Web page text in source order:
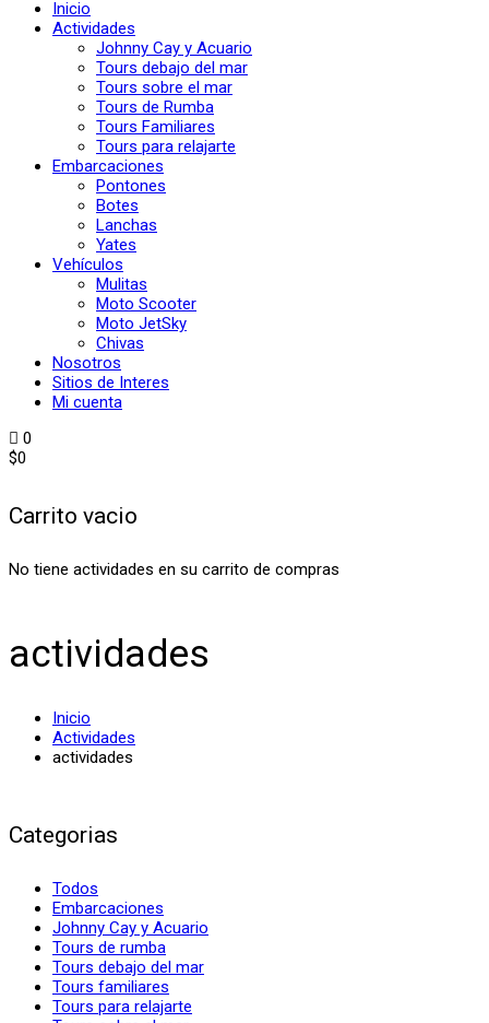
Inicio
Actividades
Johnny Cay y Acuario
Tours debajo del mar
Tours sobre el mar
Tours de Rumba
Tours Familiares
Tours para relajarte
Embarcaciones
Pontones
Botes
Lanchas
Yates
Vehículos
Mulitas
Moto Scooter
Moto JetSky
Chivas
Nosotros
Sitios de Interes
Mi cuenta
0
$0
Carrito vacio
No tiene actividades en su carrito de compras
actividades
Inicio
Actividades
actividades
Categorias
Todos
Embarcaciones
Johnny Cay y Acuario
Tours de rumba
Tours debajo del mar
Tours familiares
Tours para relajarte